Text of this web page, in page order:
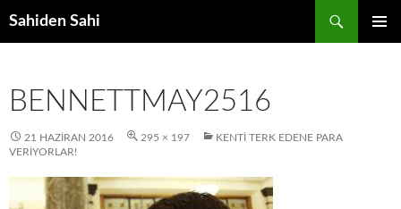
Sahiden Sahi
BENNETTMAY2516
21 HAZIRAN 2016 295 × 197
KENTI TERK EDENE PARA
VERIYORLAR!